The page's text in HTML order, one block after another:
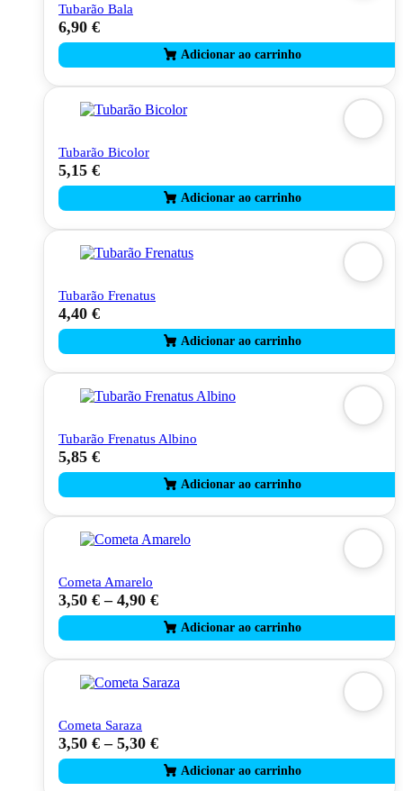
Tubarão Bala
6,90 €
Tubarão Bicolor
5,15 €
Tubarão Frenatus
4,40 €
Tubarão Frenatus Albino
5,85 €
Cometa Amarelo
3,50 € – 4,90 €
This
product
has
multiple
variants.
chosen
the
Cometa Saraza
3,50 € – 5,30 €
This
product
has